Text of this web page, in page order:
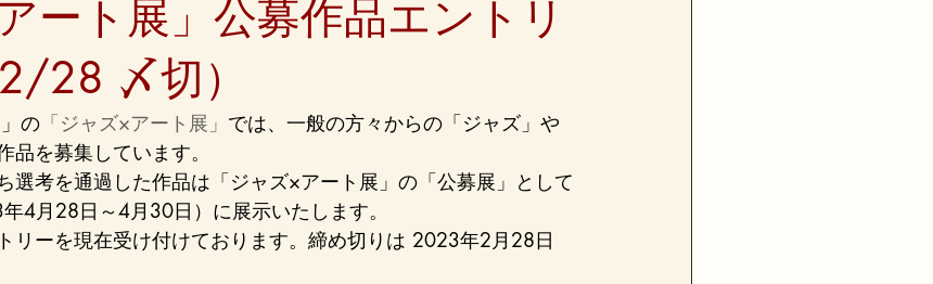
ート展」公募作品エントリ
28 〆切）
の 「ジャズ×アート展」 では、一般の方々からの「ジャズ」や
品を募集しています。
選考を通過した作品は「ジャズ×アート展」の「公募展」として
4月28日～4月30日）に展示いたします。
リーを現在受け付けております。締め切りは 2023年2月28日